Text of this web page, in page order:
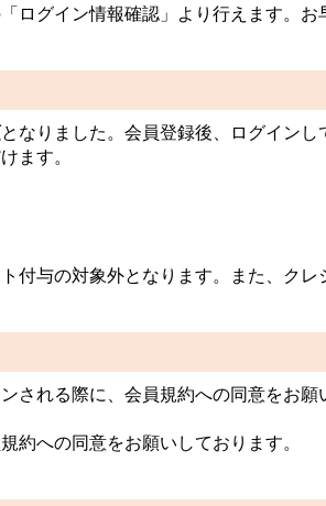
ログイン情報確認」より行えます。お
となりました。会員登録後、ログイン
ます。
付与の対象外となります。また、クレ
される際に、会員規約への同意をお
約への同意をお願いしております。